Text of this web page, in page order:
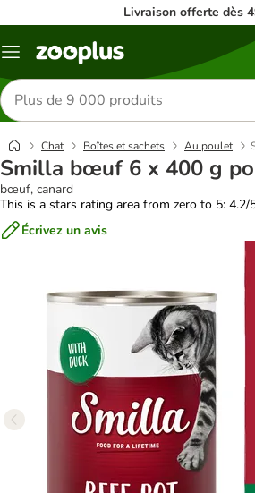
Livraison offerte dès
Menu
Rechercher
des
produits
Chat Boîtes et sachets Au poulet
Smilla bœuf 6 x 400 g
bœuf, canard
This is a stars rating area from zero to 5: 4.2/
Écrivez un avis